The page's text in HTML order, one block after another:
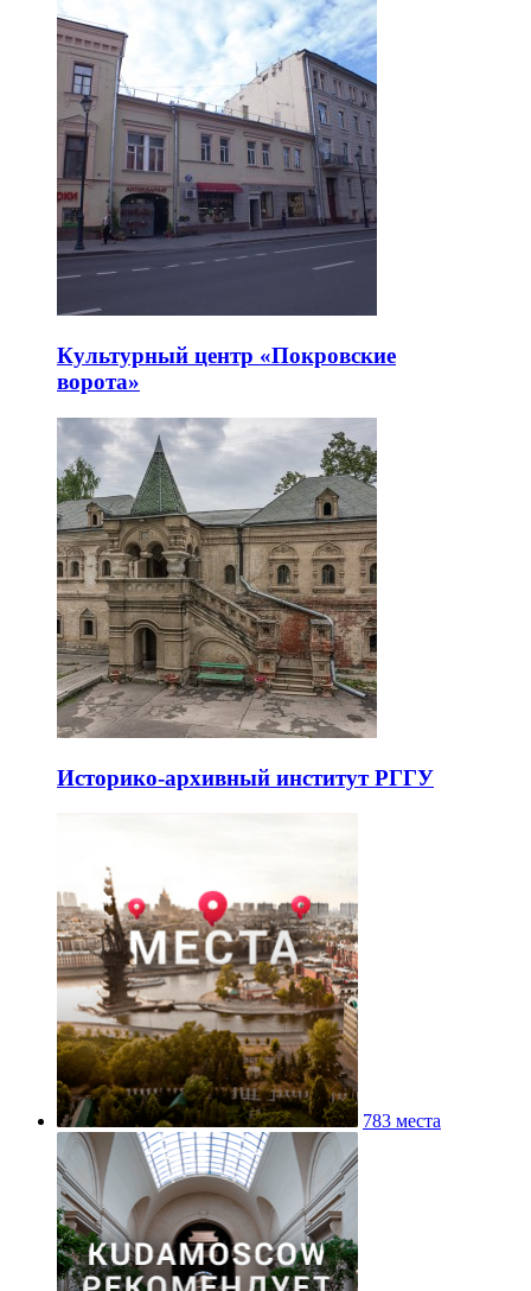
Культурный центр «Покровские
ворота»
Историко-архивный институт РГГУ
783 места